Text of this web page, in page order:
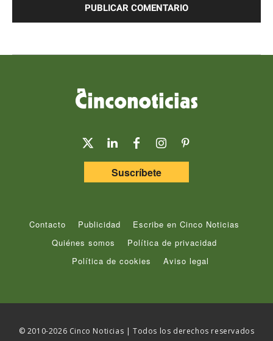
Suscríbete
Contacto Publicidad
Escribe en Cinco Noticias
Quiénes somos
Política de privacidad
Política de cookies
Aviso legal
© 2010-2026 Cinco Noticias | Todos los derechos reservados